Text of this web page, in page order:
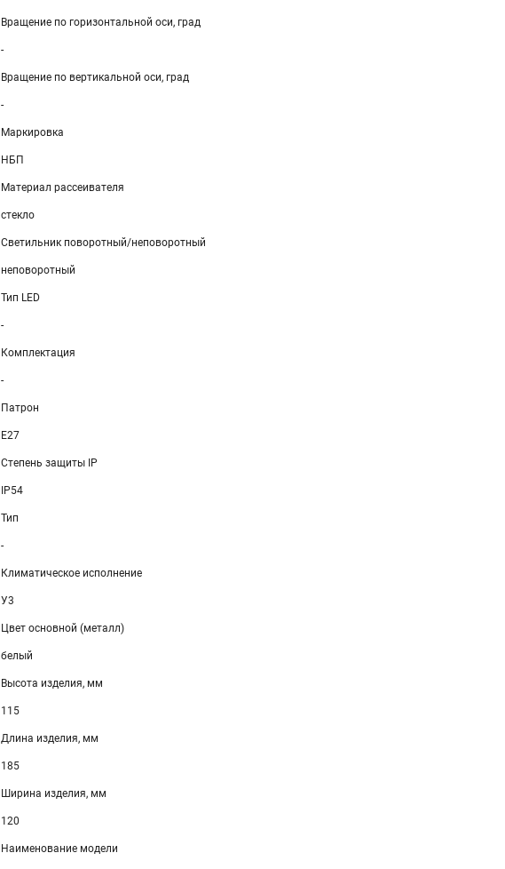
Вращение по горизонтальной оси, град
-
Вращение по вертикальной оси, град
-
Маркировка
НБП
Материал рассеивателя
стекло
Светильник поворотный/неповоротный
неповоротный
Тип LED
-
Комплектация
-
Патрон
E27
Степень защиты IP
IP54
Тип
-
Климатическое исполнение
У3
Цвет основной (металл)
белый
Высота изделия, мм
115
Длина изделия, мм
185
Ширина изделия, мм
120
Наименование модели